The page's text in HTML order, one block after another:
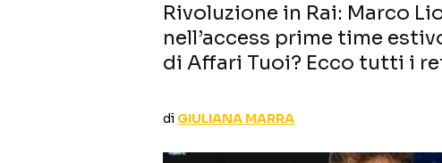
Rivoluzione in Rai: Marco
nell’access prime time
di Affari Tuoi? Ecco tutti i
di GIULIANA MARRA